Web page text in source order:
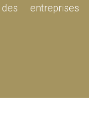
entreprises